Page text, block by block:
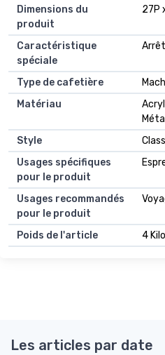
Dimensions du
produit
27P
Caractéristique
spéciale
Type de cafetière
Matériau
Style
Usages spécifiques
pour le produit
Usages recommandés
pour le produit
Poids de l'article 4
Les articles par date